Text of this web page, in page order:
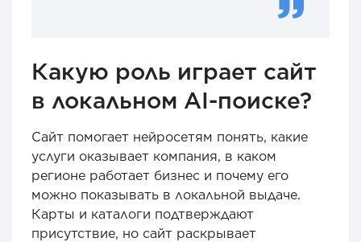
Какую роль играет сайт
в локальном AI-поиске?
Сайт помогает нейросетям понять, какие
услуги оказывает компания, в каком
регионе работает бизнес и почему его
можно показывать в локальной выдаче.
Карты и каталоги подтверждают
присутствие, но сайт раскрывает